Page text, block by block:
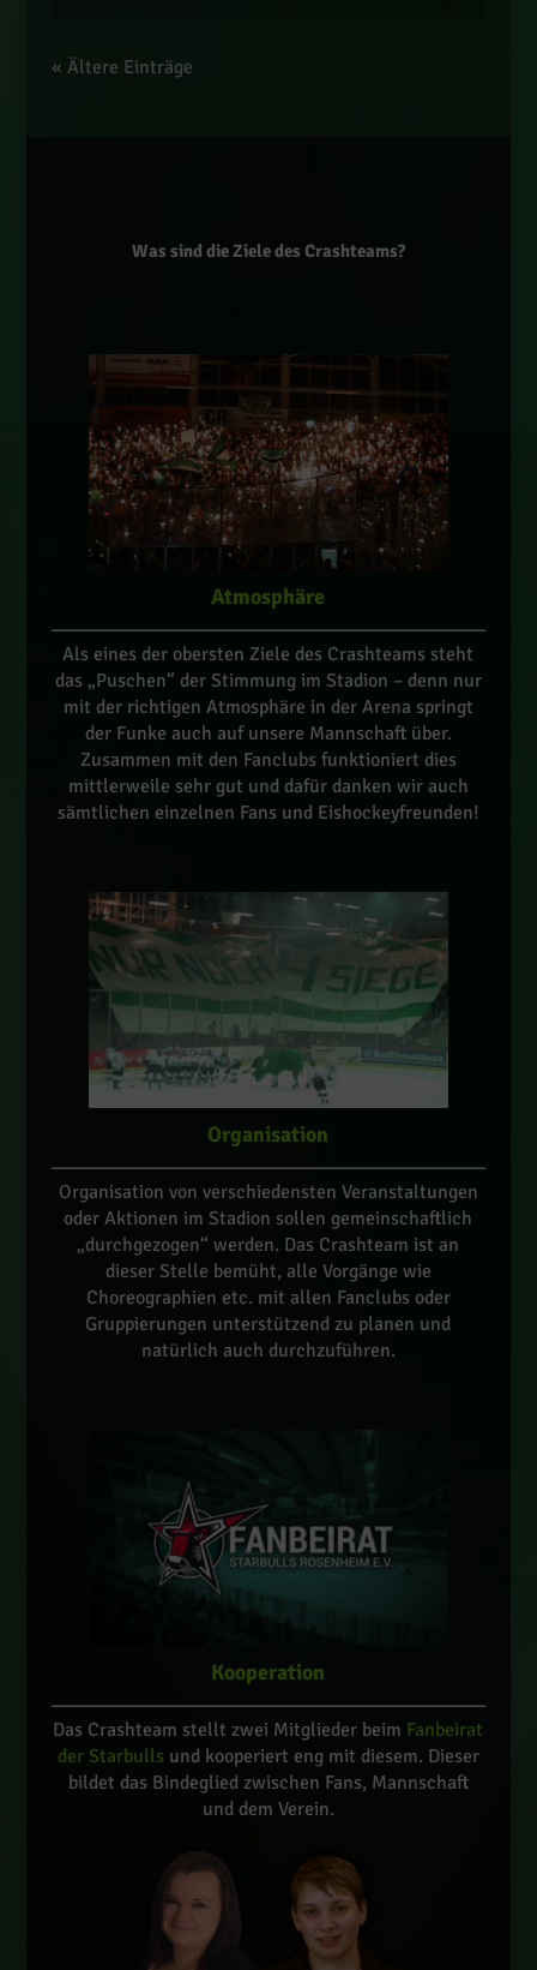
« Ältere Einträge
Was sind die Ziele des Crashteams?
Atmosphäre
Als eines der obersten Ziele des Crashteams steht
das „Puschen“ der Stimmung im Stadion – denn nur
mit der richtigen Atmosphäre in der Arena springt
der Funke auch auf unsere Mannschaft über.
Zusammen mit den Fanclubs funktioniert dies
mittlerweile sehr gut und dafür danken wir auch
sämtlichen einzelnen Fans und Eishockeyfreunden!
Organisation
Organisation von verschiedensten Veranstaltungen
oder Aktionen im Stadion sollen gemeinschaftlich
„durchgezogen“ werden. Das Crashteam ist an
dieser Stelle bemüht, alle Vorgänge wie
Choreographien etc. mit allen Fanclubs oder
Gruppierungen unterstützend zu planen und
natürlich auch durchzuführen.
Kooperation
Das Crashteam stellt zwei Mitglieder beim Fanbeirat
der Starbulls und kooperiert eng mit diesem. Dieser
bildet das Bindeglied zwischen Fans, Mannschaft
und dem Verein.